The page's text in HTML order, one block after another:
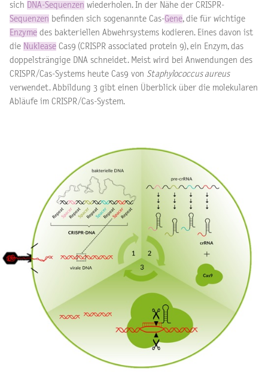
sich DNA-Sequenzen wiederholen. In der Nähe der CRISPR-
Sequenzen befinden sich sogenannte Cas-Gene, die für wichtige
Enzyme des bakteriellen Abwehrsystems kodieren. Eines davon ist
die Nuklease Cas9 (CRISPR associated protein 9), ein Enzym, das
doppelsträngige DNA schneidet. Meist wird bei Anwendungen des
CRISPR/Cas-Systems heute Cas9 von Staphylococcus aureus
verwendet. Abbildung 3 gibt einen Überblick über die molekularen
Abläufe im CRISPR/Cas-System.